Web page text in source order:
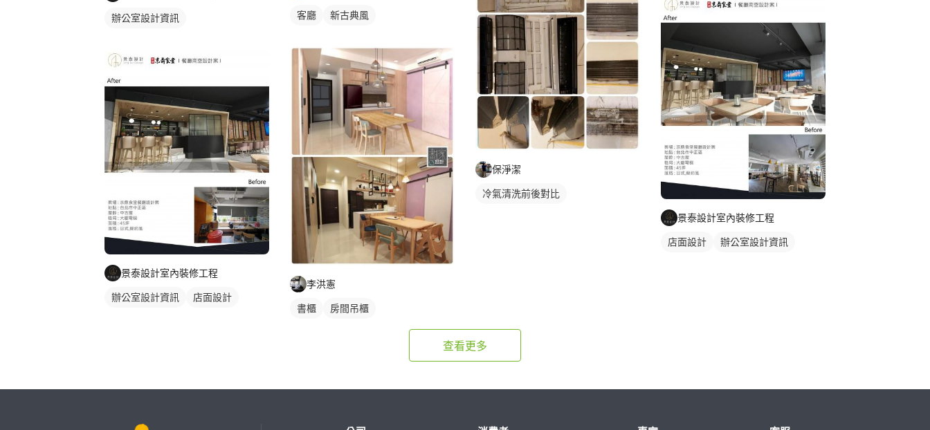
辦公室設計資訊
景泰設計室內裝修工程
辦公室設計資訊 店面設計
客廳 新古典風
李洪憲
書櫃 房間吊櫃
保淨潔
冷氣清洗前後對比
景泰設計室內裝修工程
店面設計 辦公室設計資訊
查看更多